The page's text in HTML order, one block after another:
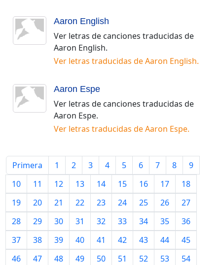
Aaron English
Ver letras de canciones traducidas de
Aaron English.
Ver letras traducidas deAaron English.
Aaron Espe
Ver letras de canciones traducidas de
Aaron Espe.
Ver letras traducidas deAaron Espe.
Primera 1 2 3 4 5 6 7 8
9
10
11 12 13 14 15 16 17
18
19
20 21 22 23 24 25 26
27
28
29 30 31 32 33 34 35
36
37
38 39 40 41 42 43 44
45
46
47 48 49 50 51 52 53
54